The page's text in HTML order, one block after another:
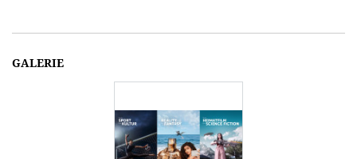
GALERIE